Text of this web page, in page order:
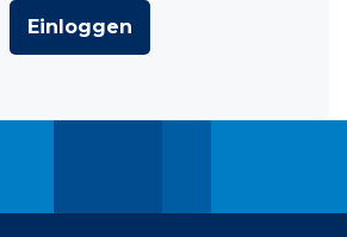
Einloggen